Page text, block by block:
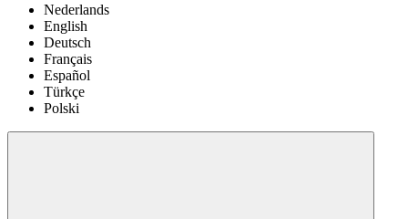
Nederlands
English
Deutsch
Français
Español
Türkçe
Polski